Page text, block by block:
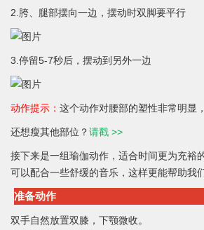
2.胯、腿部摆向一边，摆动时双脚要平行
3.停留5-7秒后，摆动到另外一边
动作提示： 这个动作对腰部的塑性非常明显
还想瘦其他部位？请戳 >>
接下来是一组瑜伽动作，适合时间更为充裕
可以配合一些舒缓的音乐，这样更能帮助我
准备动作
双手自然放置双膝，下颚微收。